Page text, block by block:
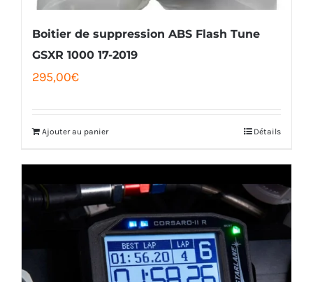
sur
la
page
Boitier de suppression ABS Flash Tune
GSXR 1000 17-2019
295,00€
Ajouter au panier Détails